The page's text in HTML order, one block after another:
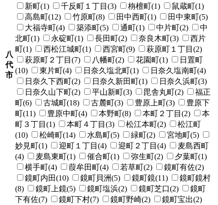
八
代
市
新町(1)
千反町１丁目(3) 栴檀町(1)
鼠蔵町(1)
高島町(12)
竹原町(8) 田中西町(1)
田中東町(5)
大福寺町(4)
築添町(5) 通町(1) 中片町(2)
中
北町(1)
永碇町(1) 長田町(2) 奈良木町(3)
西片
町(1)
西松江城町(1) 西宮町(9)
萩原町１丁目(2)
萩原町２丁目(7)
八幡町(2) 花園町(1)
日置町
(10)
東片町(4) 日奈久塩北町(1)
日奈久塩南町(4)
日奈久下西町(2)
日奈久新田町(1)
日奈久浜町(3)
日奈久山下町(2)
平山新町(3) 毘舎丸町(2)
福正
町(6)
古城町(18) 古麓町(3) 豊原上町(3)
豊原下
町(11)
豊原中町(4) 本野町(8) 本町２丁目(2)
本
町３丁目(1)
本町４丁目(3) 松江本町(2)
松江町
(10)
松崎町(14) 水島町(5) 緑町(2)
宮地町(5)
妙見町(1)
迎町１丁目(4) 迎町２丁目(4)
麦島西町
(4)
麦島東町(1) 催合町(1) 弥生町(2)
夕葉町(1)
横手町(4)
葭牟田町(4) 若草町(2)
鏡町有佐(2)
鏡町内田(10)
鏡町貝洲(5) 鏡町鏡(11)
鏡町鏡村
(8)
鏡町上鏡(5) 鏡町塩浜(2) 鏡町芝口(2)
鏡町
下有佐(7)
鏡町下村(7) 鏡町野崎(2)
鏡町宝出(2)